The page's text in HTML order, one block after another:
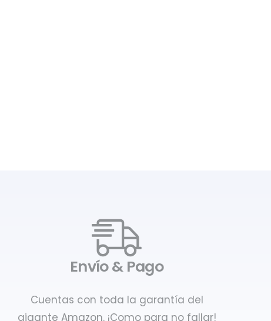
Envío & Pago
Cuentas con toda la garantía del
gigante Amazon. ¡Como para no fallar!